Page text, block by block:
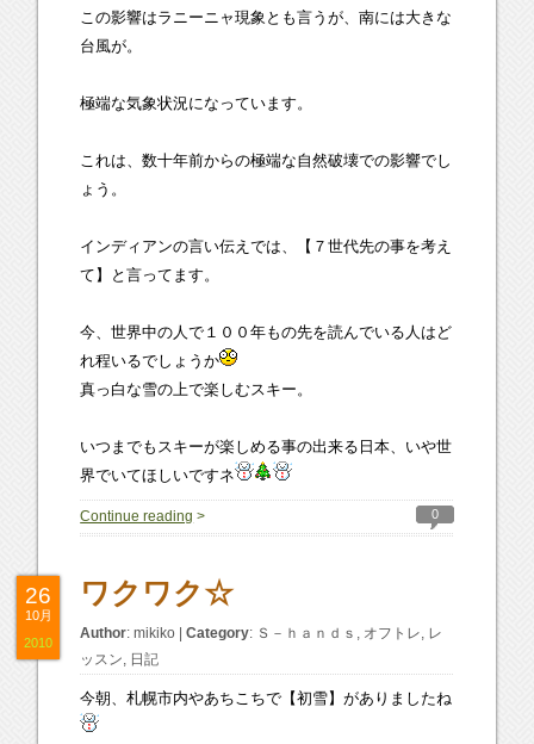
この影響はラニーニャ現象とも言うが、南には大きな
台風が。
極端な気象状況になっています。
これは、数十年前からの極端な自然破壊での影響でし
ょう。
インディアンの言い伝えでは、【７世代先の事を考え
て】と言ってます。
今、世界中の人で１００年もの先を読んでいる人はど
れ程いるでしょうか
真っ白な雪の上で楽しむスキー。
いつまでもスキーが楽しめる事の出来る日本、いや世
界でいてほしいですネ
Continue reading > 0
ワクワク☆
Author:mikiko |Category: Ｓ－ｈａｎｄｓ , オフトレ, レ
ッスン, 日記
今朝、札幌市内やあちこちで【初雪】がありましたね
26
10月
2010